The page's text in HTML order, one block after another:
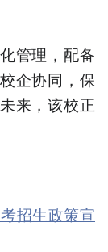
管理，配备
企协同，保
来，该校正
招生政策宣